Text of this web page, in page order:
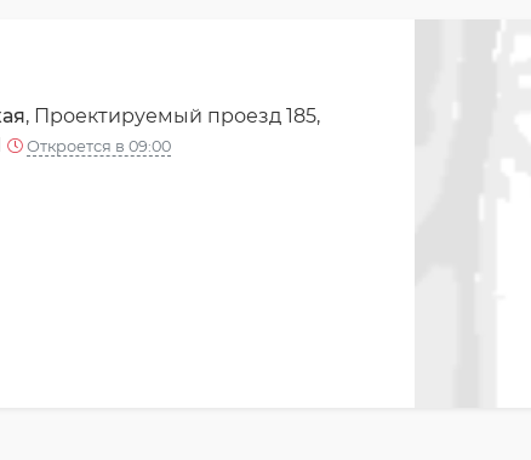
, Проектируемый проезд 185,
Откроется в 09:00